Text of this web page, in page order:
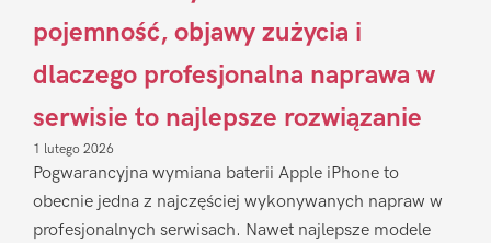
pojemność, objawy zużycia i
dlaczego profesjonalna naprawa w
serwisie to najlepsze rozwiązanie
1 lutego 2026
Pogwarancyjna wymiana baterii Apple iPhone to
obecnie jedna z najczęściej wykonywanych napraw w
profesjonalnych serwisach. Nawet najlepsze modele